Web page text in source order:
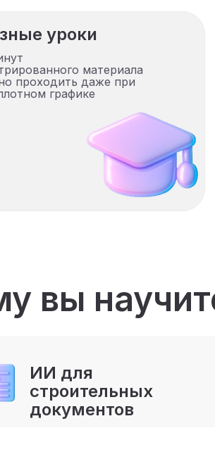
уроки
материала
проходить даже при
графике
вы
ИИ для
строительных
документов